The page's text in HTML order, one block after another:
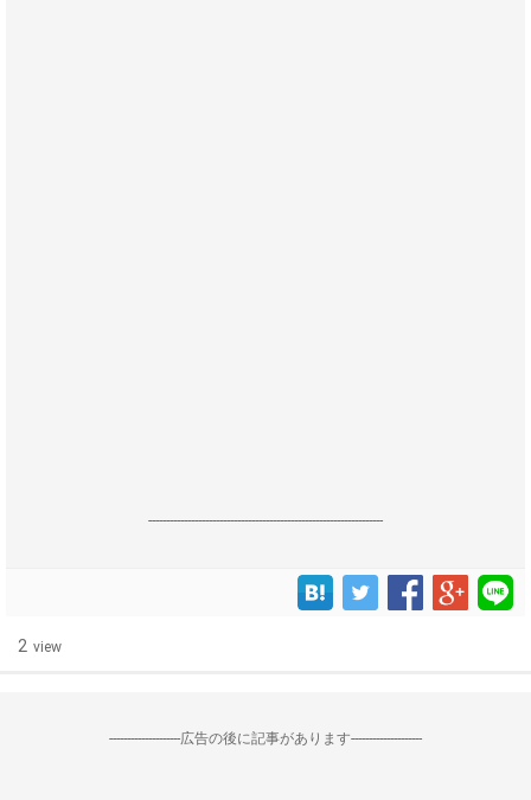
------------------------------------------------------------------
2 view
--------------------広告の後に記事があります--------------------